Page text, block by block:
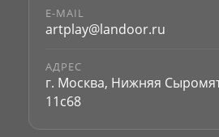
E-MAIL
artplay@landoor.ru
АДРЕС
г. Москва, Нижняя
11с68